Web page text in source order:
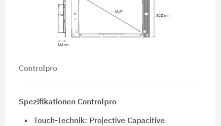
Controlpro
Spezifikationen Controlpro
Touch-Technik: Projective Capacitive